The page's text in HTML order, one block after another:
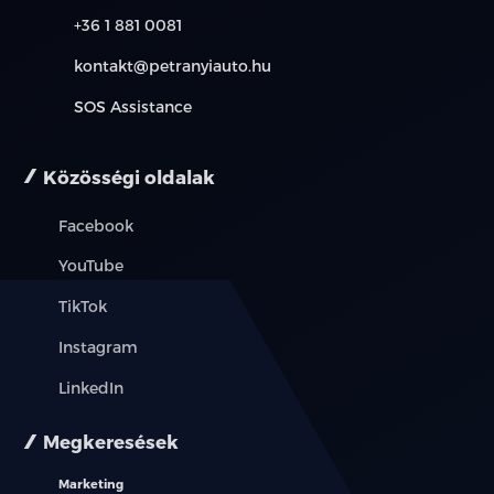
rendszer,
7 légzsák (vezető és utasoldali + első sori oldal-és
függönylégzsákok + középső légzsák)
tükörnél
Mechanikus gyerekzár
+36 1 881 0081
kontakt@petranyiauto.hu
SOS Assistance
Közösségi oldalak
Facebook
YouTube
TikTok
Instagram
LinkedIn
Megkeresések
Marketing